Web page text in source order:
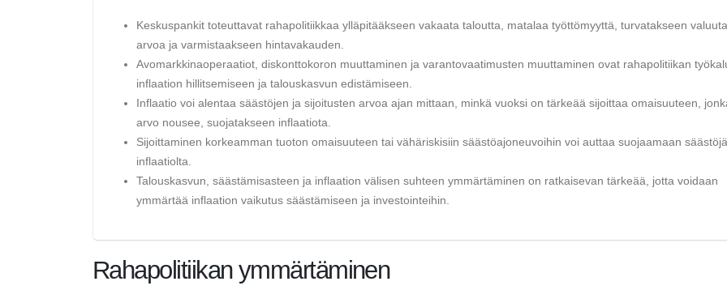
Keskuspankit toteuttavat rahapolitiikkaa ylläpitääkseen vakaata taloutta, matalaa työttömyyttä, turvatakseen
arvoa ja varmistaakseen hintavakauden.
Avomarkkinaoperaatiot, diskonttokoron muuttaminen ja varantovaatimusten muuttaminen ovat rahapolitiikan
inflaation hillitsemiseen ja talouskasvun edistämiseen.
Inflaatio voi alentaa säästöjen ja sijoitusten arvoa ajan mittaan, minkä vuoksi on tärkeää sijoittaa omaisuuteen,
arvo nousee, suojatakseen inflaatiota.
Sijoittaminen korkeamman tuoton omaisuuteen tai vähäriskisiin säästöajoneuvoihin voi auttaa suojaamaan säästöjä
inflaatiolta.
Talouskasvun, säästämisasteen ja inflaation välisen suhteen ymmärtäminen on ratkaisevan tärkeää, jotta voidaan
ymmärtää inflaation vaikutus säästämiseen ja investointeihin.
Rahapolitiikan ymmärtäminen